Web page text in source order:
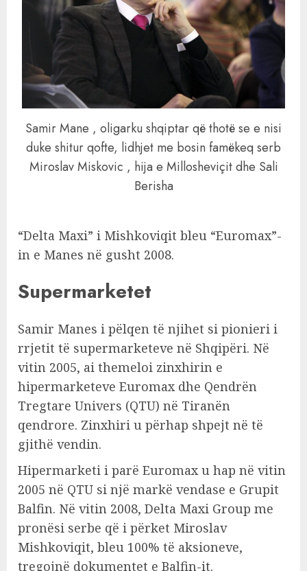
Samir Mane , oligarku shqiptar që thotë se e nisi
duke shitur qofte, lidhjet me bosin famëkeq serb
Miroslav Miskovic , hija e Millosheviçit dhe Sali
Berisha
“Delta Maxi” i Mishkoviqit bleu “Euromax”-
in e Manes në gusht 2008.
Supermarketet
Samir Manes i pëlqen të njihet si pionieri i
rrjetit të supermarketeve në Shqipëri. Në
vitin 2005, ai themeloi zinxhirin e
hipermarketeve Euromax dhe Qendrën
Tregtare Univers (QTU) në Tiranën
qendrore. Zinxhiri u përhap shpejt në të
gjithë vendin.
Hipermarketi i parë Euromax u hap në vitin
2005 në QTU si një markë vendase e Grupit
Balfin. Në vitin 2008, Delta Maxi Group me
pronësi serbe që i përket Miroslav
Mishkoviqit, bleu 100% të aksioneve,
tregojnë dokumentet e Balfin-it.